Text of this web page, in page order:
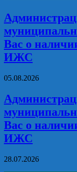
Вас о
ИЖС
05.08.2026
Вас о
ИЖС
28.07.2026